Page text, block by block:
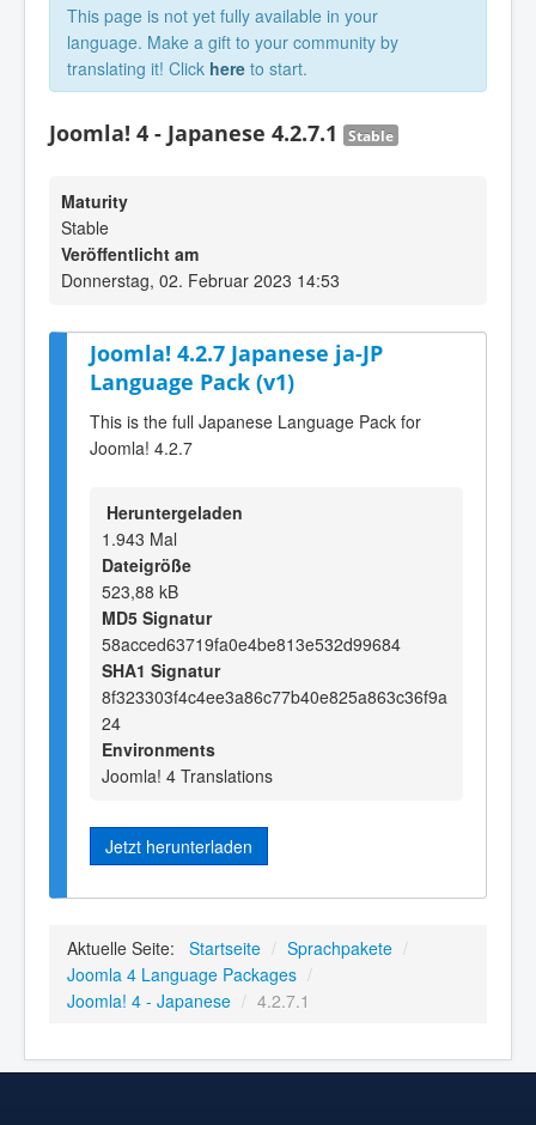
This page is not yet fully available in your
language. Make a gift to your community by
translating it! Click here to start.
Joomla! 4 - Japanese 4.2.7.1 Stable
Maturity
Stable
Veröffentlicht am
Donnerstag, 02. Februar 2023 14:53
Joomla! 4.2.7 Japanese ja-JP
Language Pack (v1)
This is the full Japanese Language Pack for
Joomla! 4.2.7
Heruntergeladen
1.943 Mal
Dateigröße
523,88 kB
MD5 Signatur
58acced63719fa0e4be813e532d99684
SHA1 Signatur
8f323303f4c4ee3a86c77b40e825a863c36f9a
24
Environments
Joomla! 4 Translations
Jetzt herunterladen
Aktuelle Seite: Startseite / Sprachpakete /
Joomla 4 Language Packages /
Joomla! 4 - Japanese / 4.2.7.1